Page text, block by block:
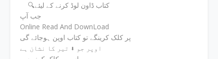
🔍کتاب ڈاون لوڈ کرنے کے لیئے
جب آپ
Online Read And DownLoad
پر کلک کرینگے تو کتاب اوپن ہوجائے گی
اوپر جو ⬇ تیر کا نشان ہے